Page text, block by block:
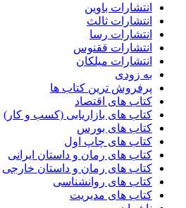
انتشارات باوین
انتشارات ثالث
انتشارات رسا
انتشارات ققنوس
انتشارات میلکان
به زودی
پرفروش ترین کتاب ها
کتاب های اقتصاد
کتاب های بازاریابی (کسب و کار)
کتاب های بورس
کتاب های چاپ اول
کتاب های رمان و داستان ایرانی
کتاب های رمان و داستان خارجی
کتاب های روانشناسی
کتاب های مدیریت